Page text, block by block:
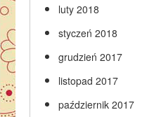
luty 2018
styczeń 2018
grudzień 2017
listopad 2017
październik 2017